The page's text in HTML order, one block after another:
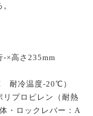
-×高さ235mm
耐冷温度-20℃）
リプロピレン（耐熱
ロックレバー：A